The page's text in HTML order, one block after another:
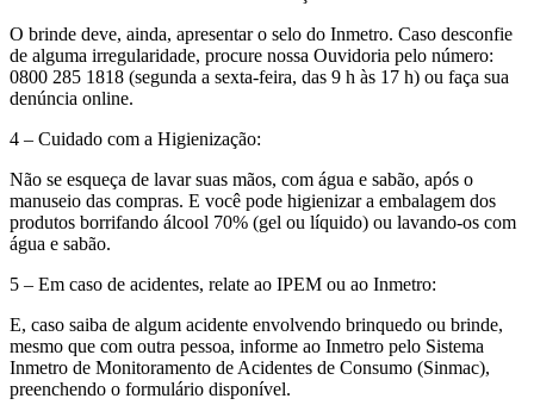
O brinde deve, ainda, apresentar o selo do Inmetro. Caso desconfie
de alguma irregularidade, procure nossa Ouvidoria pelo número:
0800 285 1818 (segunda a sexta-feira, das 9 h às 17 h) ou faça sua
denúncia online.
4 – Cuidado com a Higienização:
Não se esqueça de lavar suas mãos, com água e sabão, após o
manuseio das compras. E você pode higienizar a embalagem dos
produtos borrifando álcool 70% (gel ou líquido) ou lavando-os com
água e sabão.
5 – Em caso de acidentes, relate ao IPEM ou ao Inmetro:
E, caso saiba de algum acidente envolvendo brinquedo ou brinde,
mesmo que com outra pessoa, informe ao Inmetro pelo Sistema
Inmetro de Monitoramento de Acidentes de Consumo (Sinmac),
preenchendo o formulário disponível.